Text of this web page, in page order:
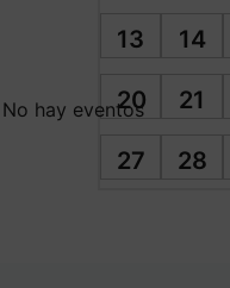
13 14
20 21
27 28
No hay eventos